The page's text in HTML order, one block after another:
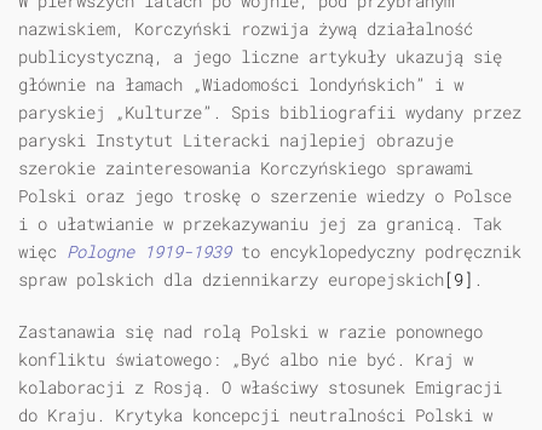
nazwiskiem, Korczyński rozwija żywą działalność
publicystyczną, a jego liczne artykuły ukazują się
głównie na łamach „Wiadomości londyńskich” i w
paryskiej „Kulturze”. Spis bibliografii wydany przez
paryski Instytut Literacki najlepiej obrazuje
szerokie zainteresowania Korczyńskiego sprawami
Polski oraz jego troskę o szerzenie wiedzy o Polsce
i o ułatwianie w przekazywaniu jej za granicą. Tak
więc Pologne 1919-1939to encyklopedyczny podręcznik
spraw polskich dla dziennikarzy europejskich[9] .
Zastanawia się nad rolą Polski w razie ponownego
konfliktu światowego: „Być albo nie być. Kraj w
kolaboracji z Rosją. O właściwy stosunek Emigracji
do Kraju. Krytyka koncepcji neutralności Polski w